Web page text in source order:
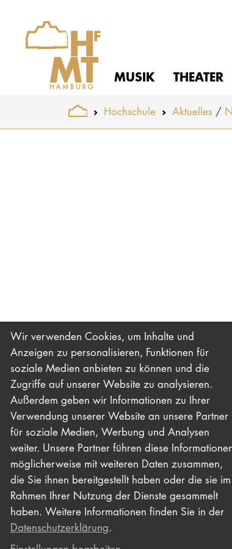
MUSIK THEATER
You are here:Hochschule Aktuelles
Wir verwenden Cookies, um Inhalte und
Anzeigen zu personalisieren, Funktionen für
soziale Medien anbieten zu können und die
Zugriffe auf unserer Website zu analysieren.
Außerdem geben wir Informationen zu Ihrer
Verwendung unserer Website an unsere Partner
für soziale Medien, Werbung und Analysen
weiter. Unsere Partner führen diese
möglicherweise mit weiteren Daten zusammen,
die Sie ihnen bereitgestellt haben oder die sie im
Rahmen Ihrer Nutzung der Dienste gesammelt
haben. Weitere Informationen finden Sie in der
Datenschutzerklärung.